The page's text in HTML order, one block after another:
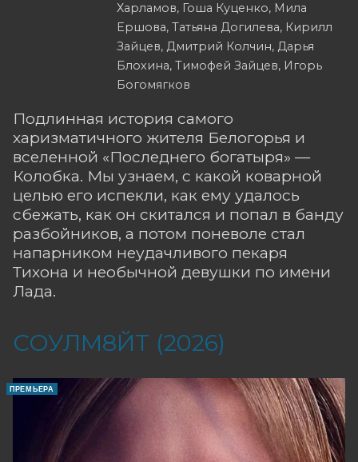
Харламов, Гоша Куценко, Мила
Ершова, Татьяна Догилева, Кирилл
Зайцев, Дмитрий Колчин, Дарья
Блохина, Тимофей Зайцев, Игорь
Богомягков
Подлинная история самого
харизматичного жителя Белогорья и
вселенной «Последнего богатыря» —
Колобка. Мы узнаем, с какой коварной
целью его испекли, как ему удалось
сбежать, как он скитался и попал в банду
разбойников, а потом поневоле стал
напарником неудачливого пекаря
Тихона и необычной девушки по имени
Лада.
СОУЛМ8ЙТ (2026)
ПРЕМЬЕРА